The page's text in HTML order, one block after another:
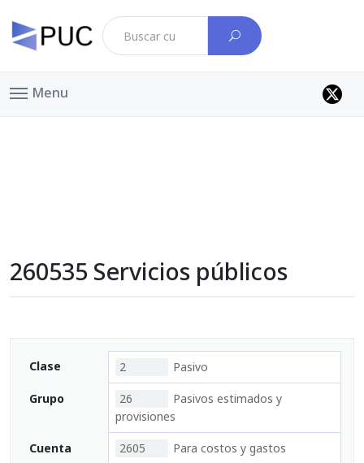
Menu
260535 Servicios públicos
Clase 2 Pasivo
Grupo 26
Pasivos estimados y
provisiones
Cuenta 2605 Para costos y gastos